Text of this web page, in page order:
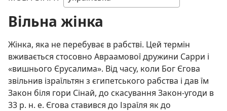
Вільна жінка
Жінка, яка не перебуває в рабстві. Цей термін
вживається стосовно Авраамової дружини Сарри і
«вишнього Єрусалима». Від часу, коли Бог Єгова
звільнив ізраїльтян з єгипетського рабства і дав їм
Закон біля гори Сінай, до скасування Закон-угоди в
33 р. н. е. Єгова ставився до Ізраїля як до